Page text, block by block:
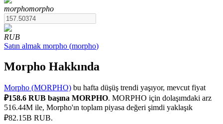
COIN-M Vadeli İşlemleri
Kripto Para Vadeli İşlemleri
morphomorpho
RUB
Satın almak morpho (morpho)
Morpho Hakkında
Morpho (MORPHO) bu hafta düşüş trendi yaşıyor, mevcut fiyat
₽158.6 RUB başına MORPHO. MORPHO için dolaşımdaki arz
516.44M ile, Morpho'ın toplam piyasa değeri şimdi yaklaşık
₽82.15B RUB.